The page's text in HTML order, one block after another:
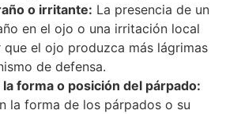
o irritante: La presencia de un
en el ojo o una irritación local
que el ojo produzca más lágrimas
de defensa.
forma o posición del párpado:
la forma de los párpados o su